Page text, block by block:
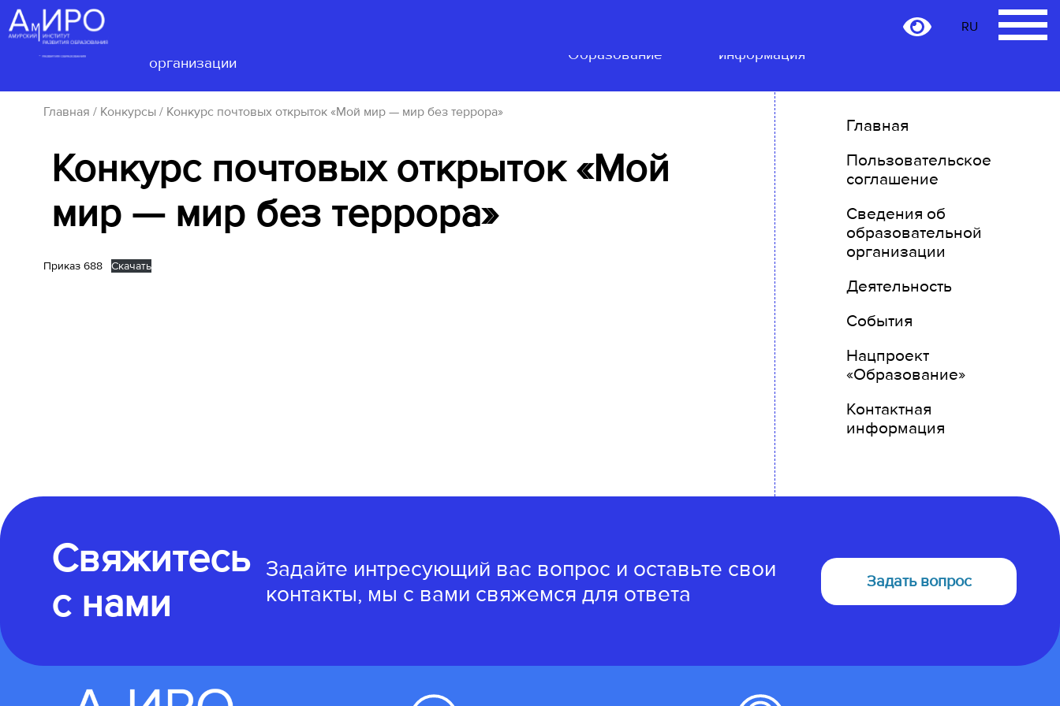
организации
"Образование"
информация
RU
Главная / Конкурсы/ Конкурс почтовых открыток «Мой мир — мир без террора»
Конкурс почтовых открыток «Мой
мир — мир без террора»
Приказ 688 Скачать
Главная
Пользовательское
соглашение
Сведения об
образовательной
организации
Деятельность
События
Нацпроект
«Образование»
Контактная
информация
Свяжитесь
с нами
Задайте интресующий вас вопрос и оставьте свои
контакты, мы с вами свяжемся для ответа
Задать вопрос